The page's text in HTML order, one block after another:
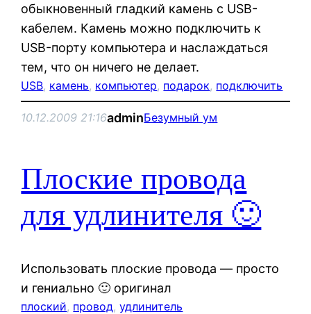
обыкновенный гладкий камень с USB-
кабелем. Камень можно подключить к
USB-порту компьютера и наслаждаться
тем, что он ничего не делает.
USB, камень, компьютер, подарок, подключить
10.12.2009 21:16adminБезумный ум
Плоские провода
для удлинителя 🙂
Использовать плоские провода — просто
и гениально 🙂 оригинал
плоский, провод, удлинитель